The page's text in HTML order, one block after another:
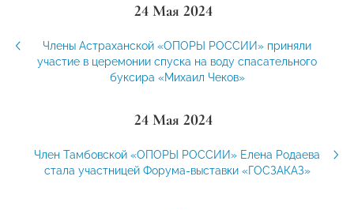
24 Мая 2024
Члены Астраханской «ОПОРЫ РОССИИ» приняли
участие в церемонии спуска на воду спасательного
буксира «Михаил Чеков»
24 Мая 2024
Член Тамбовской «ОПОРЫ РОССИИ» Елена Родаева
стала участницей Форума-выставки «ГОСЗАКАЗ»